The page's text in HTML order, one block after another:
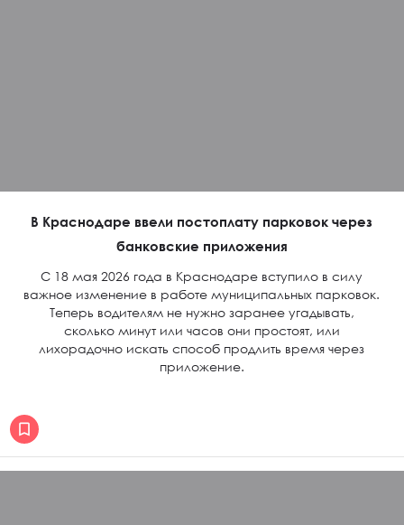
В Краснодаре ввели постоплату парковок через
банковские приложения
С 18 мая 2026 года в Краснодаре вступило в силу
важное изменение в работе муниципальных парковок.
Теперь водителям не нужно заранее угадывать,
сколько минут или часов они простоят, или
лихорадочно искать способ продлить время через
приложение.